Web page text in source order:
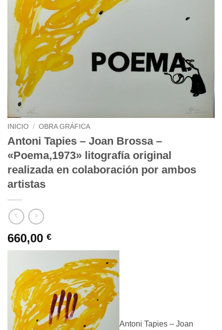
INICIO / OBRA GRÁFICA
Antoni Tapies – Joan Brossa –
«Poema,1973» litografía original
realizada en colaboración por ambos
artistas
660,00 €
Antoni Tapies – Joan